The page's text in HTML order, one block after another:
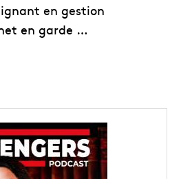
en gestion
en garde …